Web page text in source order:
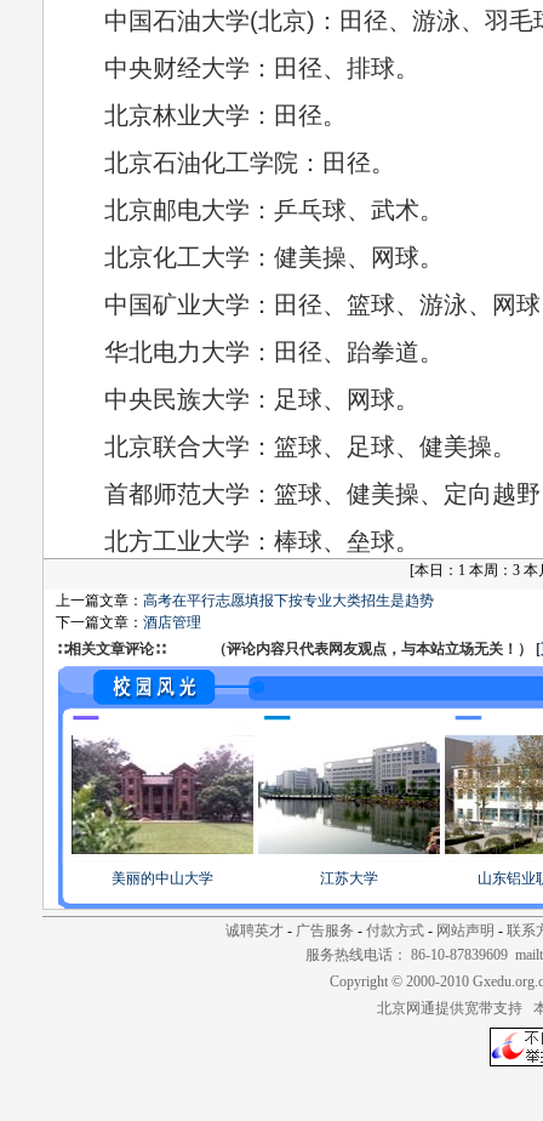
中国石油大学(北京)：田径、游泳、羽毛
中央财经大学：田径、排球。
北京林业大学：田径。
北京石油化工学院：田径。
北京邮电大学：乒乓球、武术。
北京化工大学：健美操、网球。
中国矿业大学：田径、篮球、游泳、网球
华北电力大学：田径、跆拳道。
中央民族大学：足球、网球。
北京联合大学：篮球、足球、健美操。
首都师范大学：篮球、健美操、定向越
北方工业大学：棒球、垒球。
[本日：1 本周：3
上一篇文章： 高考在平行志愿填报下按专业大类招生是趋势
下一篇文章： 酒店管理
∷相关文章评论∷ （评论内容只代表网友观点，与本站立场无关！） [
美丽的中山大学 江苏大学 山东铝业
诚聘英才- 广告服务 - 付款方式- 网站声明 - 联系
服务热线电话： 86-10-87839609
Copyright © 2000-2010
北京网通提供宽带支持